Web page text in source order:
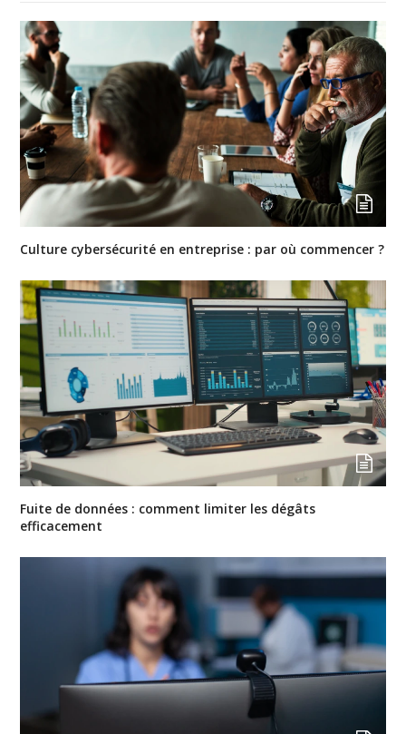
Culture cybersécurité en entreprise : par où commencer ?
Fuite de données : comment limiter les dégâts
efficacement